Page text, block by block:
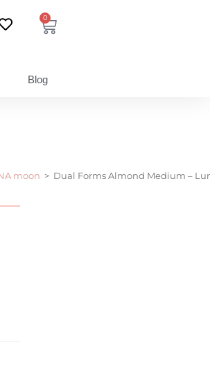
0
Blog
moon > Dual Forms Almond Medium –